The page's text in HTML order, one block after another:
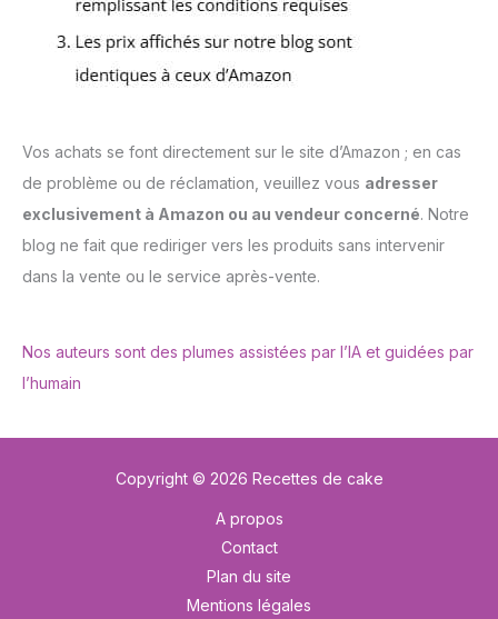
Vos achats se font directement sur le site d’Amazon ; en cas
de problème ou de réclamation, veuillez vous adresser
exclusivement à Amazon ou au vendeur concerné. Notre
blog ne fait que rediriger vers les produits sans intervenir
dans la vente ou le service après-vente.
Nos auteurs sont des plumes assistées par l’IA et guidées par
l’humain
Copyright © 2026 Recettes de cake
A propos
Contact
Plan du site
Mentions légales